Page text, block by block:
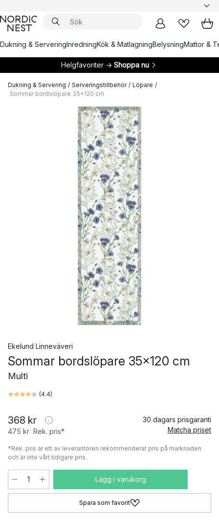
Dukning & ServeringInredningKök & MatlagningBelysningMattor &
Helgfavoriter → Shoppa nu
Dukning & Servering / Serveringstillbehör / Löpare /
Sommar bordslöpare 35x120 cm
Ekelund Linneväveri
Sommar bordslöpare 35x120 cm
Multi
(4.4)
368 kr
475 kr Rek. pris*
30 dagars prisgaranti
Matcha priset
*Rek. pris är ett av leverantören rekommenderat pris på marknaden
och är inte vårt tidigare pris.
Lägg i varukorg
Spara som favorit